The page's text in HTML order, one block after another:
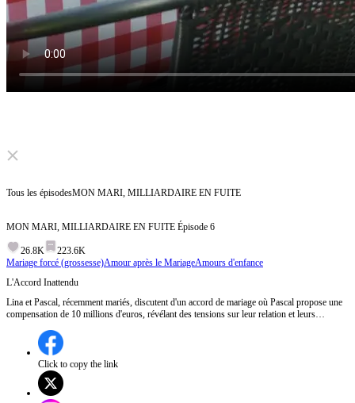
Click to unmute
Paul,
Tous les épisodesMON MARI, MILLIARDAIRE EN FUITE
MON MARI, MILLIARDAIRE EN FUITE Épisode 6
26.8K
223.6K
Mariage forcé (grossesse)Amour après le MariageAmours d'enfance
L'Accord Inattendu
Lina et Pascal, récemment mariés, discutent d'un accord de mariage où Pascal propose une
compensation de 10 millions d'euros, révélant des tensions sur leur relation et leurs
Click to copy the link